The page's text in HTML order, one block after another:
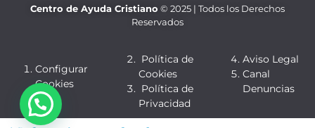
Centro de Ayuda Cristiano © 2025 | Todos los Derechos
Reservados
Configurar
Cookies
Política de
Cookies
Política de
Privacidad
Aviso Legal
Canal
Denuncias